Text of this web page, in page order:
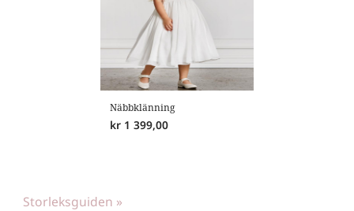
Näbbklänning
kr 1 399,00
Storleksguiden »